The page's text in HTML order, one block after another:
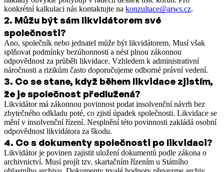
konkrétní kalkulaci nás kontaktujte na konzultace@arws.cz.
2. Můžu být sám likvidátorem své
společnosti?
Ano, společník nebo jednatel může být likvidátorem. Musí však
splňovat podmínky bezúhonnosti a nést plnou zákonnou
odpovědnost za průběh likvidace. Vzhledem k administrativní
náročnosti a rizikům často doporučujeme odborné právní vedení.
3. Co se stane, když během likvidace zjistím,
že je společnost předlužená?
Likvidátor má zákonnou povinnost podat insolvenční návrh bez
zbytečného odkladu poté, co zjistí úpadek společnosti. Likvidace se
mění v insolvenční řízení. Nesplnění této povinnosti zakládá osobní
odpovědnost likvidátora za škodu.
4. Co s dokumenty společnosti po likvidaci?
Likvidátor je povinen zajistit uložení dokumentů podle zákona o
archivnictví. Musí projít tzv. skartačním řízením u Státního